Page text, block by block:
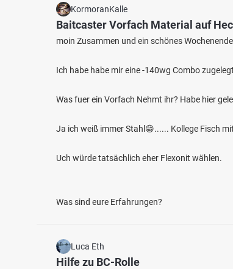
42 9 4.0
Fischarten: Hecht, Flussbarsch
KormoranKalle
Baitcaster Vorfach Material auf
moin Zusammen und ein schönes
Ich habe habe mir eine -140wg Combo
Was fuer ein Vorfach Nehmt ihr? Habe hier
Ja ich weiß immer Stahl😁...... Kollege Fisch
Uch würde tatsächlich eher Flexonit wählen.
Was sind eure Erfahrungen?
Luca Eth
Hilfe zu BC-Rolle